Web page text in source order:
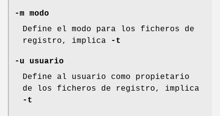
-m modo
Define el modo para los ficheros de
registro, implica
-t
-u usuario
Define al usuario como propietario
de los ficheros de registro, implica
-t